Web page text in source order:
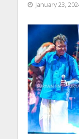
January 23,